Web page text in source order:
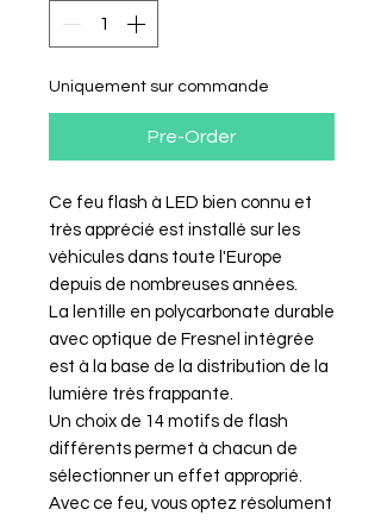
Uniquement sur commande
Pre-Order
Ce feu flash à LED bien connu et
très apprécié est installé sur les
véhicules dans toute l'Europe
depuis de nombreuses années.
La lentille en polycarbonate durable
avec optique de Fresnel intégrée
est à la base de la distribution de la
lumière très frappante.
Un choix de 14 motifs de flash
différents permet à chacun de
sélectionner un effet approprié.
Avec ce feu, vous optez résolument